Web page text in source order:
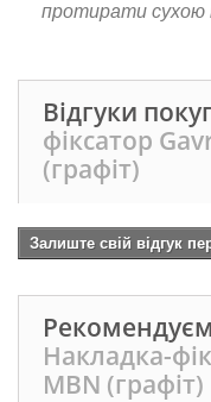
протирати сухою
Відгуки
фіксатор
(графіт)
Залиште свій відгук
Накладка-
MBN (графіт)